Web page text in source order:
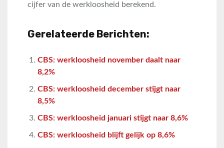
cijfer van de werkloosheid berekend.
Gerelateerde Berichten:
CBS: werkloosheid november daalt naar
8,2%
CBS: werkloosheid december stijgt naar
8,5%
CBS: werkloosheid januari stijgt naar 8,6%
CBS: werkloosheid blijft gelijk op 8,6%